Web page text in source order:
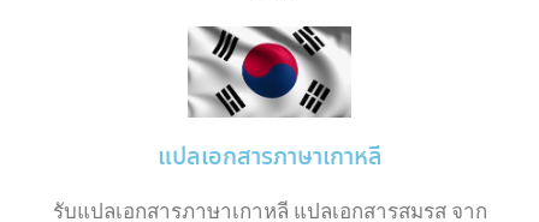
แปลเอกสารภาษาเกาหลี
รับแปลเอกสารภาษาเกาหลี แปลเอกสารสมรส จาก